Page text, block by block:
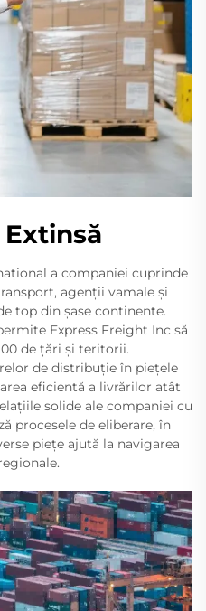
a companiei cuprinde
agenții vamale și
top din șase continente.
Express Freight Inc să
de țări și teritorii.
de distribuție în piețele
eficientă a livrărilor atât
solide ale companiei cu
procesele de eliberare, în
piețe ajută la navigarea